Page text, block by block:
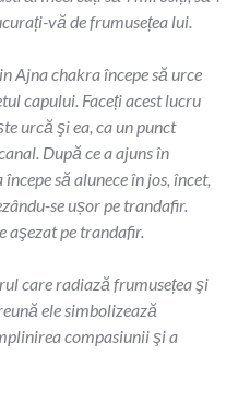
vă de frumusețea lui.
Ajna chakra începe să urce
capului. Faceți acest lucru
urcă şi ea, ca un punct
După ce a ajuns în
să alunece în jos, încet,
se ușor pe trandafir.
aşezat pe trandafir.
care radiază frumusețea şi
ele simbolizează
compasiunii şi a